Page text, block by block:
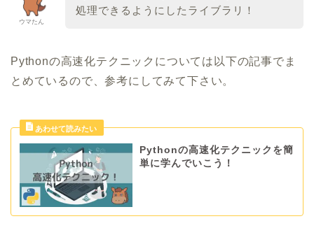
ウマたん
処理できるようにしたライブラリ！
Pythonの高速化テクニックについては以下の記事でま
とめているので、参考にしてみて下さい。
Pythonの高速化テクニックを簡
単に学んでいこう！